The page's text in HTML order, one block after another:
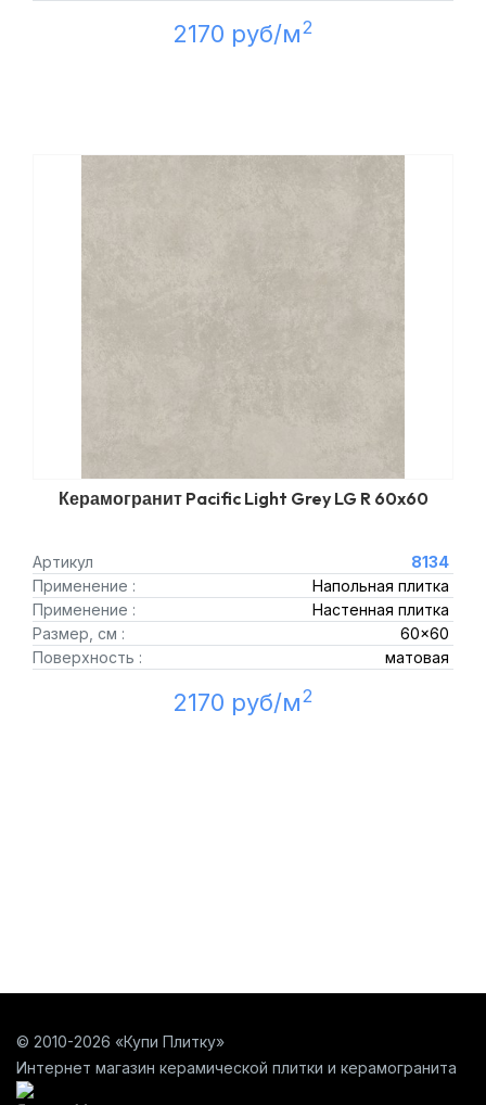
2170 руб/м2
Керамогранит Pacific Light Grey LG R 60x60
Артикул
8134
Применение :
Напольная плитка
Применение :
Настенная плитка
Размер, см :
60x60
Поверхность :
матовая
2170 руб/м2
© 2010-2026 «Купи Плитку»
Интернет магазин керамической плитки и керамогранита